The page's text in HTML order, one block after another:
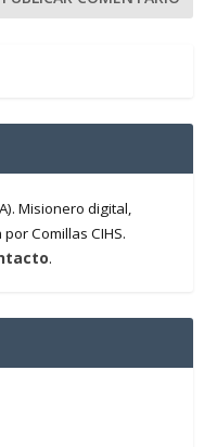
Misionero digital,
Comillas CIHS.
.